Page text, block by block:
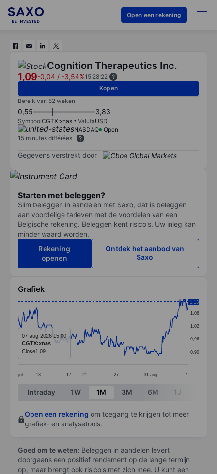
Open een rekening
Cognition Therapeutics Inc.
1,09-0,04 / -3,54%15:28:22
Kopen
Bereik van 52 weken
0,55 3,83
SymboolCGTX:xnas ValutaUSD
NASDAQ
Open
15 minutes différées
Gegevens verstrekt door
Starten met beleggen?
Slim beleggen in aandelen met Saxo, dat is beleggen
aan voordelige tarieven met de voordelen van een
Belgische rekening. Beleggen kent risico's. Uw inleg kan
minder waard worden.
Rekening
openen
Ontdek het aanbod van
Saxo
Grafiek
Line chart with 279 data points.
The chart has 1 X axis displaying categories.
The chart has 1 Y axis displaying values. Data ranges
jul. 13 17 21 27 31 aug. 7
0,90
0,96
1,02
1,08
1,13
07-aug-2026 15:00
CGTX:xnas
Close1,09
End of interactive chart.
Intraday 1W 1M 3M 6M 1J
Open een rekening om toegang te krijgen tot meer
grafiek- en analysetools.
Goed om te weten: Beleggen in aandelen levert
doorgaans een positief rendement op de lange termijn
op, maar brengt ook risico's met zich mee. U kunt een